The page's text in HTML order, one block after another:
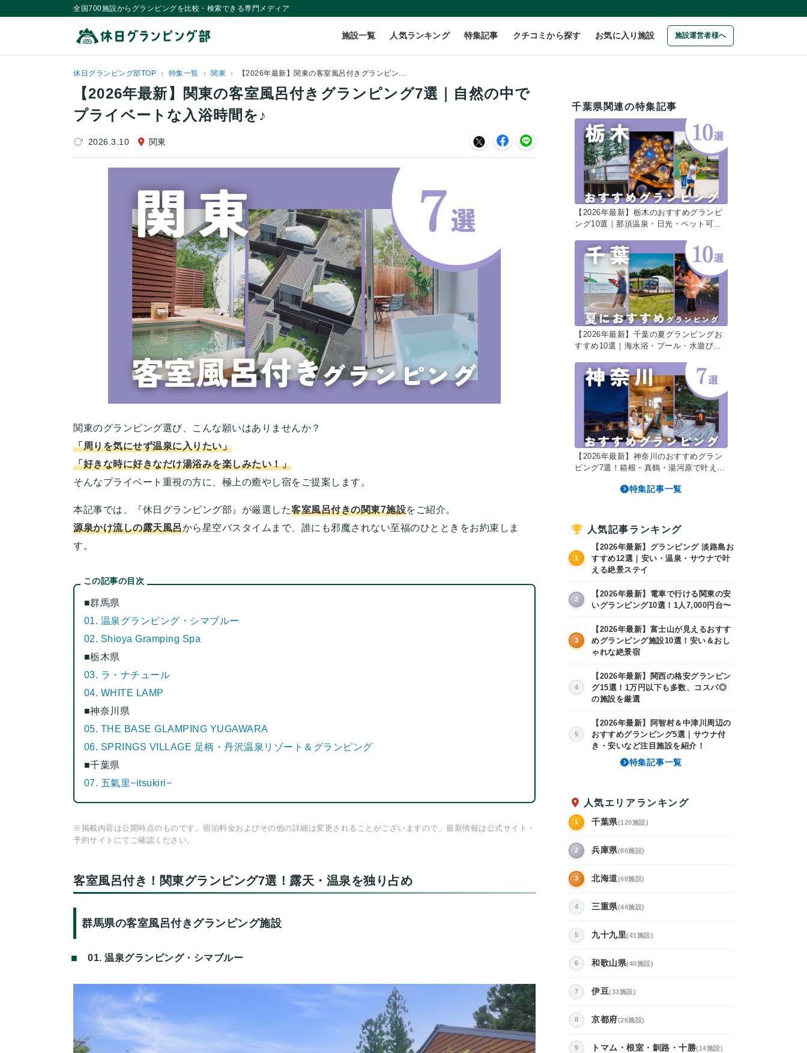
全国700施設からグランピングを比較・検索できる専門メディア
施設一覧 人気ランキング 特集記事 クチコミから探す お気に入り施設 施設運営者様へ
休日グランピング部TOP 特集一覧 関東 【2026年最新】関東の客室風呂付きグランピング7選｜自然の中でプライベートな入浴時間を♪
【2026年最新】関東の客室風呂付きグランピング7選｜自然の中で
プライベートな入浴時間を♪
2026.3.10 関東
関東のグランピング選び、こんな願いはありませんか？
「周りを気にせず温泉に入りたい」
「好きな時に好きなだけ湯浴みを楽しみたい！」
そんなプライベート重視の方に、極上の癒やし宿をご提案します。
本記事では、『休日グランピング部』が厳選した客室風呂付きの関東7施設をご紹介。
源泉かけ流しの露天風呂から星空バスタイムまで、誰にも邪魔されない至福のひとときをお約束しま
す。
この記事の目次
■群馬県
01. 温泉グランピング・シマブルー
02. Shioya Gramping Spa
■栃木県
03. ラ・ナチュール
04. WHITE LAMP
■神奈川県
05. THE BASE GLAMPING YUGAWARA
06. SPRINGS VILLAGE 足柄・丹沢温泉リゾート＆グランピング
■千葉県
07. 五氣里−itsukiri−
※掲載内容は公開時点のものです。宿泊料金およびその他の詳細は変更されることがございますので、最新情報は公式サイト・
予約サイトにてご確認ください。
客室風呂付き！関東グランピング7選！露天・温泉を独り占め
群馬県の客室風呂付きグランピング施設
01. 温泉グランピング・シマブルー
千葉県関連の特集記事
【2026年最新】栃木のおすすめグランピ
ング10選｜那須温泉・日光・ペット可で
【2026年最新】千葉の夏グランピングお
すすめ10選｜海水浴・プール・水遊びで
【2026年最新】神奈川のおすすめグラン
ピング7選！箱根・真鶴・湯河原で叶える
特集記事一覧
人気記事ランキング
1
【2026年最新】グランピング 淡路島お
すすめ12選｜安い・温泉・サウナで叶
える絶景ステイ
2
【2026年最新】電車で行ける関東の安
いグランピング10選！1人7,000円台〜
3
【2026年最新】富士山が見えるおすす
めグランピング施設10選！安い＆おし
ゃれな絶景宿
4
【2026年最新】関西の格安グランピン
グ15選！1万円以下も多数、コスパ◎
の施設を厳選
5
【2026年最新】阿智村＆中津川周辺の
おすすめグランピング5選｜サウナ付
き・安いなど注目施設を紹介！
特集記事一覧
人気エリアランキング
1 千葉県(120施設)
2 兵庫県(86施設)
3 北海道(68施設)
4 三重県(44施設)
5 九十九里(41施設)
6 和歌山県(40施設)
7 伊豆(33施設)
8 京都府(26施設)
9 トマム・根室・釧路・十勝(14施設)